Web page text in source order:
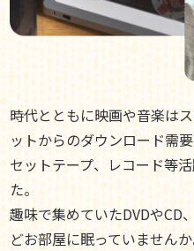
時代とともに映画や音楽は
ットからのダウンロード需
セットテープ、レコード等
た。
趣味で集めていたDVDやCD
どお部屋に眠っていません